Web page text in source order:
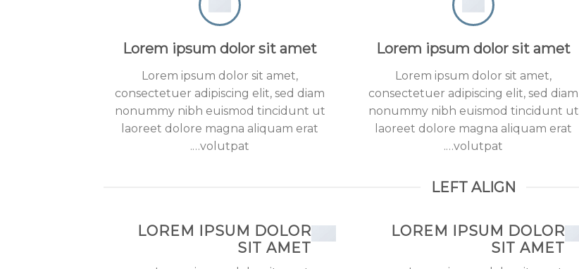
Lorem ipsum dolor sit amet
Lorem ipsum dolor sit amet,
consectetuer adipiscing elit, sed diam
nonummy nibh euismod tincidunt ut
laoreet dolore magna aliquam erat
volutpat….
Lorem ipsum dolor sit amet
Lorem ipsum dolor sit amet,
consectetuer adipiscing elit, sed diam
nonummy nibh euismod tincidunt ut
laoreet dolore magna aliquam erat
volutpat….
LEFT ALIGN
LOREM IPSUM DOLOR
SIT AMET
LOREM IPSUM DOLOR
SIT AMET